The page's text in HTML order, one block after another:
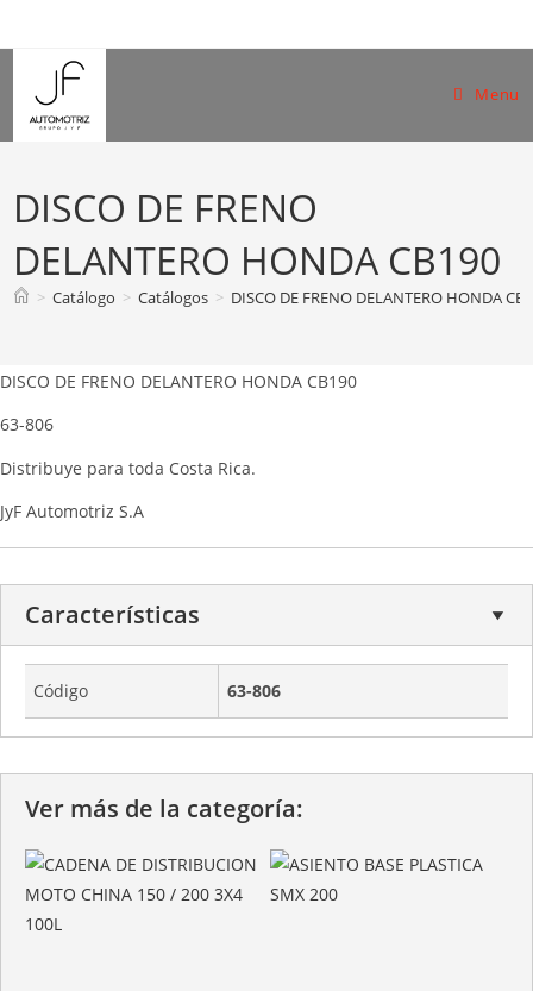
to
content
Menu
DISCO DE FRENO
DELANTERO HONDA CB190
> Catálogo > Catálogos > DISCO DE FRENO DELANTERO HONDA
DISCO DE FRENO DELANTERO HONDA CB190
63-806
Distribuye para toda Costa Rica.
JyF Automotriz S.A
Características
Código 63-806
Ver más de la categoría: